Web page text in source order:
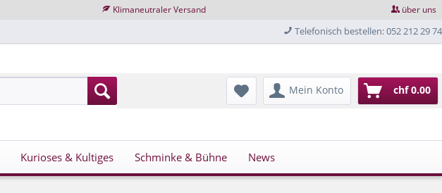
Klimaneutraler Versand über uns
Telefonisch bestellen: 052 212 29 74
Mein Konto chf 0.00
Kurioses & Kultiges Schminke & Bühne News